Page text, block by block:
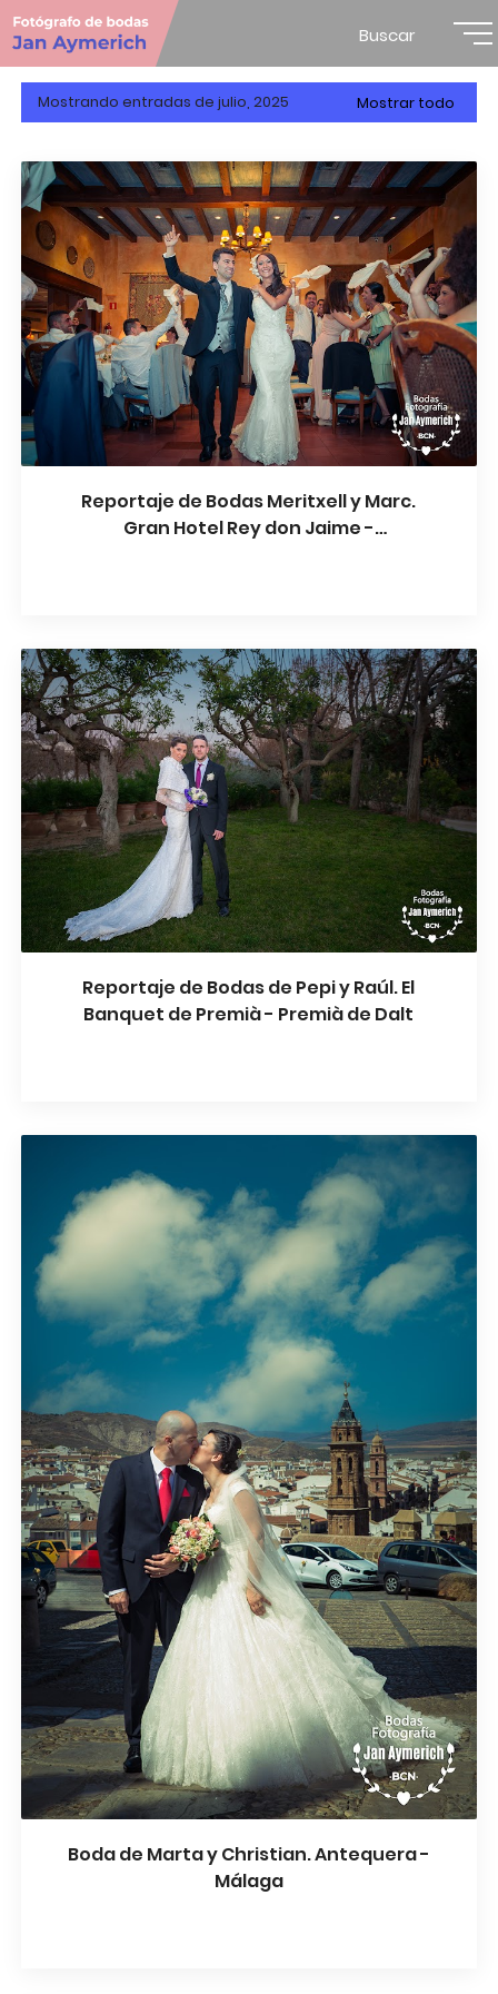
Buscar
Mostrando entradas de julio, 2025 Mostrar todo
Reportaje de Bodas Meritxell y Marc.
Gran Hotel Rey don Jaime -
Reportaje de Bodas de Pepi y Raúl. El
Banquet de Premià - Premià de Dalt
Boda de Marta y Christian. Antequera -
Málaga